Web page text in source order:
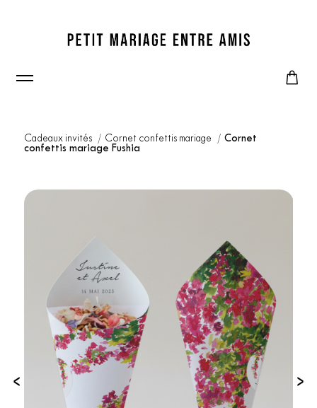
Cadeaux invités Cornet confettis mariage
Cornet
confettis mariage Fushia
‹ ›